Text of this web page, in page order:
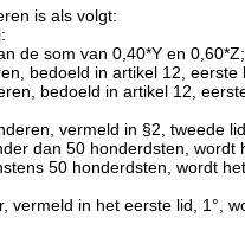
is als volgt:
de som van 0,40*Y en 0,60*Z;
bedoeld in artikel 12,
bedoeld in artikel 12,
vermeld in §2, tweede
dan 50 honderdsten,
50 honderdsten, wordt
vermeld in het eerste lid, 1°,